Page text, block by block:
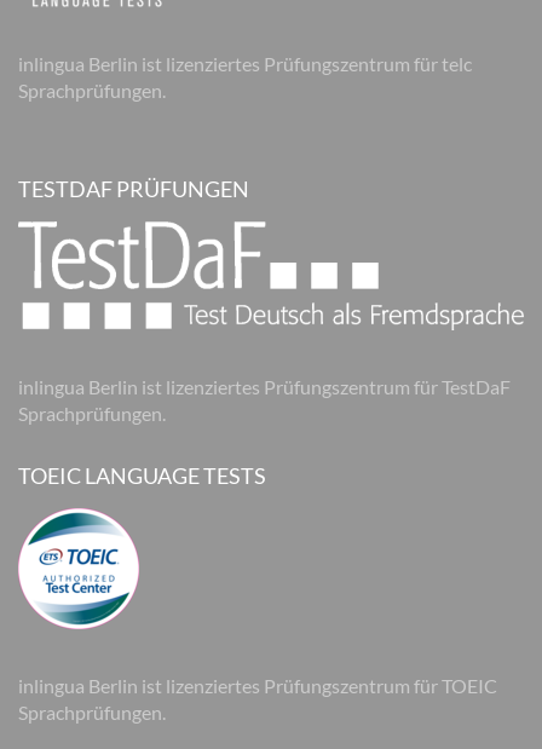
inlingua Berlin ist lizenziertes Prüfungszentrum für telc
Sprachprüfungen.
TESTDAF PRÜFUNGEN
inlingua Berlin ist lizenziertes Prüfungszentrum für TestDaF
Sprachprüfungen.
TOEIC LANGUAGE TESTS
inlingua Berlin ist lizenziertes Prüfungszentrum für TOEIC
Sprachprüfungen.